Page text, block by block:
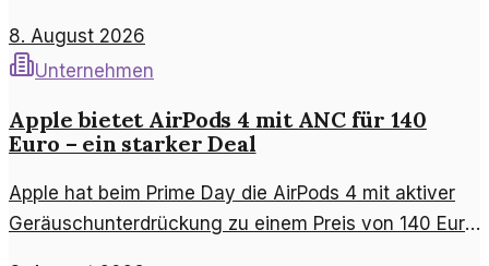
erneuerbaren Energien prägen.
8. August 2026
Unternehmen
Apple bietet AirPods 4 mit ANC für 140
Euro – ein starker Deal
Apple hat beim Prime Day die AirPods 4 mit aktiver
Geräuschunterdrückung zu einem Preis von 140 Euro